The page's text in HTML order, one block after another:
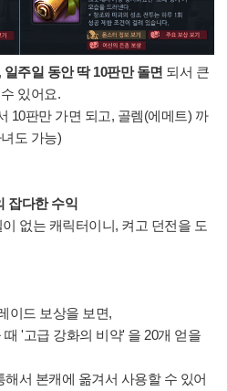
일주일 동안 딱 10판만 돌면 되서 큰
있어요.
10판만 가면 되고, 골렘(에메트) 까
도 가능)
잡다한 수익
없는 캐릭터이니, 켜고 던전을 도
이드 보상을 보면,
'고급 강화의 비약' 을 20개 얻을
서 본캐에 옮겨서 사용할 수 있어